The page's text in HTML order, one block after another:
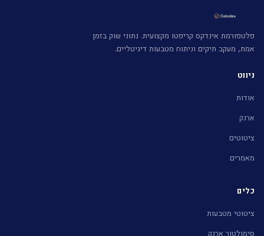
פלטפורמת אינדקס קריפטו מקצועית. נתוני שוק בזמן
אמת, מעקב תיקים וניתוח מטבעות דיגיטליים.
ניווט
אודות
ארנק
ציטוטים
מאמרים
כלים
ציטוטי מטבעות
סימולטור ארנק